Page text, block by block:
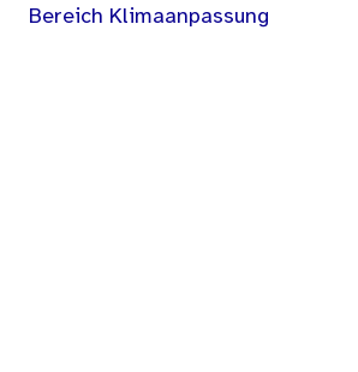
Bereich Klimaanpassung